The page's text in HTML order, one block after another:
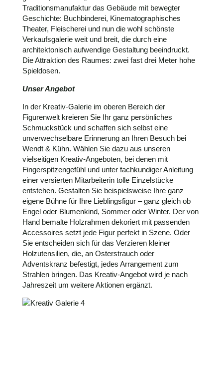
Traditionsmanufaktur das Gebäude mit bewegter
Geschichte: Buchbinderei, Kinematographisches
Theater, Fleischerei und nun die wohl schönste
Verkaufsgalerie weit und breit, die durch eine
architektonisch aufwendige Gestaltung beeindruckt.
Die Attraktion des Raumes: zwei fast drei Meter hohe
Spieldosen.
Unser Angebot
In der Kreativ-Galerie im oberen Bereich der
Figurenwelt kreieren Sie Ihr ganz persönliches
Schmuckstück und schaffen sich selbst eine
unverwechselbare Erinnerung an Ihren Besuch bei
Wendt & Kühn. Wählen Sie dazu aus unseren
vielseitigen Kreativ-Angeboten, bei denen mit
Fingerspitzengefühl und unter fachkundiger Anleitung
einer versierten Mitarbeiterin tolle Einzelstücke
entstehen. Gestalten Sie beispielsweise Ihre ganz
eigene Bühne für Ihre Lieblingsfigur – ganz gleich ob
Engel oder Blumenkind, Sommer oder Winter. Der von
Hand bemalte Holzrahmen dekoriert mit passenden
Accessoires setzt jede Figur perfekt in Szene. Oder
Sie entscheiden sich für das Verzieren kleiner
Holzutensilien, die, an Osterstrauch oder
Adventskranz befestigt, jedes Arrangement zum
Strahlen bringen. Das Kreativ-Angebot wird je nach
Jahreszeit um weitere Aktionen ergänzt.